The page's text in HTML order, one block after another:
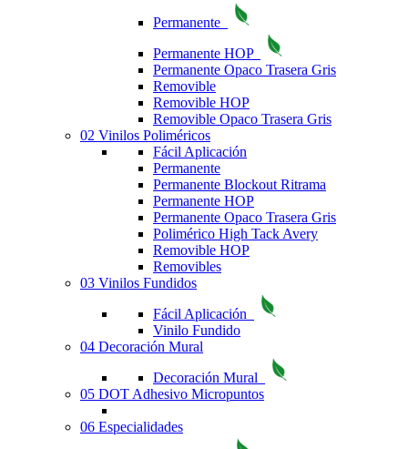
Permanente
Permanente HOP
Permanente Opaco Trasera Gris
Removible
Removible HOP
Removible Opaco Trasera Gris
02 Vinilos Poliméricos
Fácil Aplicación
Permanente
Permanente Blockout Ritrama
Permanente HOP
Permanente Opaco Trasera Gris
Polimérico High Tack Avery
Removible HOP
Removibles
03 Vinilos Fundidos
Fácil Aplicación
Vinilo Fundido
04 Decoración Mural
Decoración Mural
05 DOT Adhesivo Micropuntos
06 Especialidades